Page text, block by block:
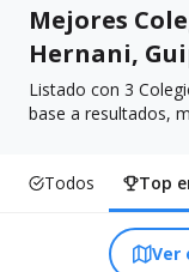
Mejores
Hernani,
Listado con 3
base a resultados,
Todos Top
Ver